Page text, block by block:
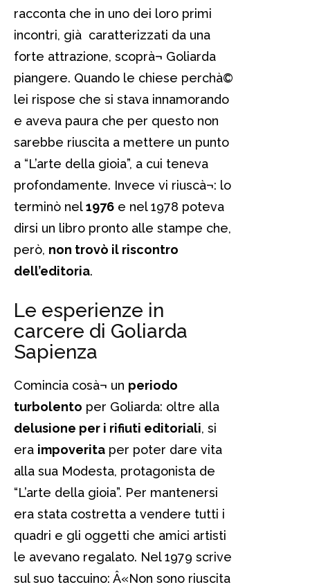
racconta che in uno dei loro primi
incontri, già caratterizzati da una
forte attrazione, scoprà¬ Goliarda
piangere. Quando le chiese perchà©
lei rispose che si stava innamorando
e aveva paura che per questo non
sarebbe riuscita a mettere un punto
a “L’arte della gioia”, a cui teneva
profondamente. Invece vi riuscà¬: lo
terminò nel1976 e nel 1978 poteva
dirsi un libro pronto alle stampe che,
però, non trovò il riscontro
dell’editoria.
Le esperienze in
carcere di Goliarda
Sapienza
Comincia cosà¬ un periodo
turbolento per Goliarda: oltre alla
delusione per i rifiuti editoriali, si
era impoverita per poter dare vita
alla sua Modesta, protagonista de
“L’arte della gioia”. Per mantenersi
era stata costretta a vendere tutti i
quadri e gli oggetti che amici artisti
le avevano regalato. Nel 1979 scrive
sul suo taccuino: Â«Non sono riuscita